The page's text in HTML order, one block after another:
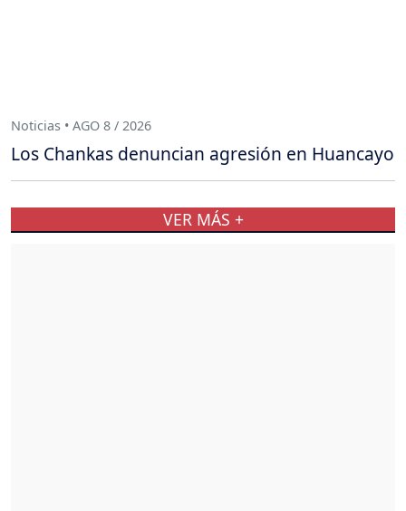
Noticias • AGO 8 / 2026
Los Chankas denuncian agresión en Huancayo
VER MÁS +